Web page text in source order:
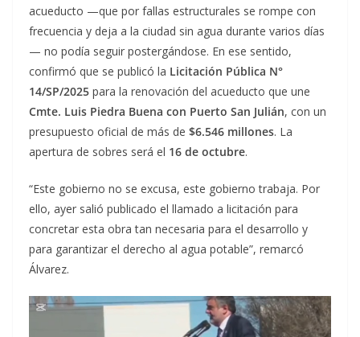
acueducto —que por fallas estructurales se rompe con
frecuencia y deja a la ciudad sin agua durante varios días
— no podía seguir postergándose. En ese sentido,
confirmó que se publicó la Licitación Pública N°
14/SP/2025 para la renovación del acueducto que une
Cmte. Luis Piedra Buena con Puerto San Julián, con un
presupuesto oficial de más de $6.546 millones. La
apertura de sobres será el 16 de octubre.
“Este gobierno no se excusa, este gobierno trabaja. Por
ello, ayer salió publicado el llamado a licitación para
concretar esta obra tan necesaria para el desarrollo y
para garantizar el derecho al agua potable”, remarcó
Álvarez.